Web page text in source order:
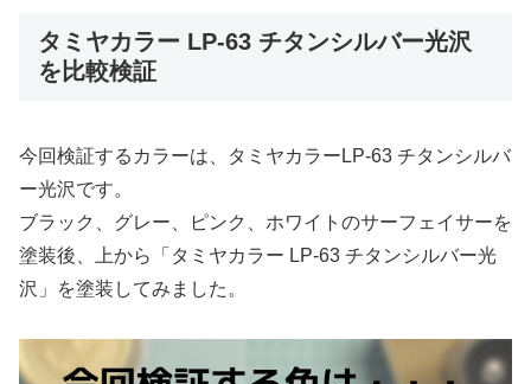
タミヤカラー LP-63 チタンシルバー光沢
を比較検証
今回検証するカラーは、タミヤカラーLP-63 チタンシルバ
ー光沢です。
ブラック、グレー、ピンク、ホワイトのサーフェイサーを
塗装後、上から「タミヤカラー LP-63 チタンシルバー光
沢」を塗装してみました。